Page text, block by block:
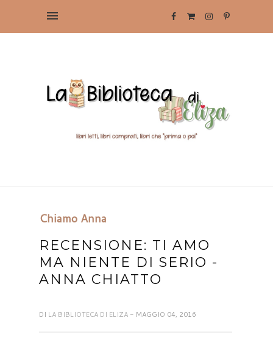
Chiamo Anna
RECENSIONE: TI AMO
MA NIENTE DI SERIO -
ANNA CHIATTO
DI LA BIBLIOTECA DI ELIZA - MAGGIO 04, 2016